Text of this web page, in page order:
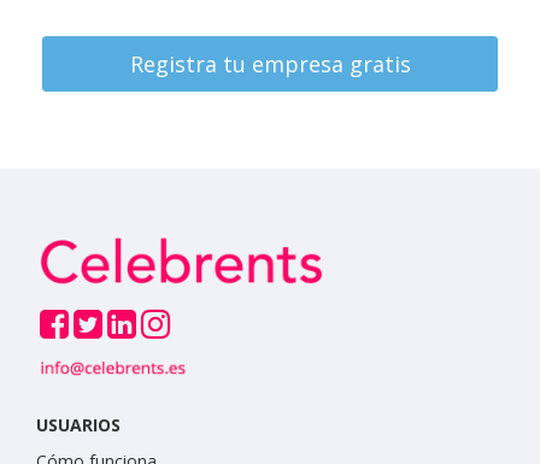
Registra tu empresa gratis
USUARIOS